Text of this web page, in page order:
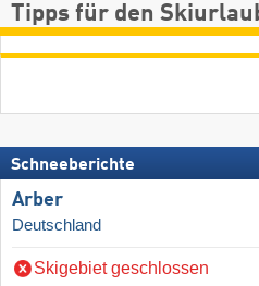
Tipps für den
Schneeberichte
Arber
Deutschland
Skigebiet geschlossen